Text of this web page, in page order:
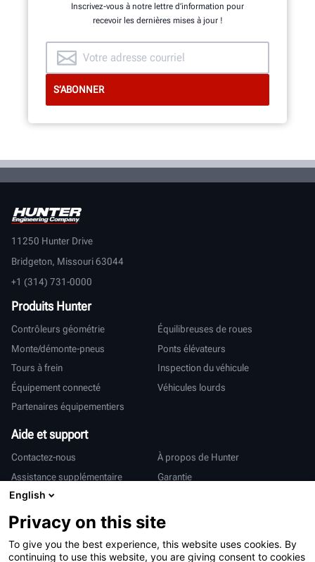
Inscrivez-vous à notre lettre d’information pour
recevoir les dernières mises à jour !
11250 Hunter Drive
Bridgeton, Missouri 63044
+1 (314) 731-0000
Produits Hunter
Contrôleurs géométrie
Équilibreuses de roues
Monte/démonte-pneus
Ponts élévateurs
Tours à frein
Inspection du véhicule
Équipement connecté
Véhicules lourds
Partenaires équipementiers
Aide et support
Contactez-nous
À propos de Hunter
Assistance supplémentaire
Garantie
International
Ventes et services
Deutsch
亨特中国
English
Privacy on this site
To give you the best experience, this website uses cookies. By
continuing to use this website, you are giving consent to cookies